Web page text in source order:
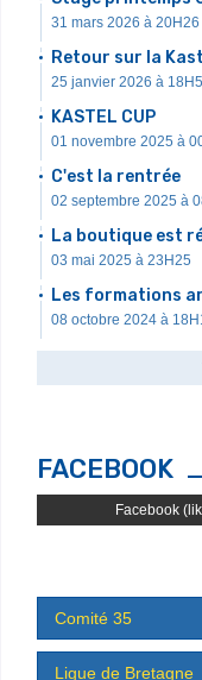
31 mars 2026 à 20H26
Retour sur la
25 janvier 2026 à
KASTEL CUP
01 novembre 2025 à
C'est la rentrée
02 septembre 2025 à
La boutique est
03 mai 2025 à 23H25
Les formations
08 octobre 2024 à
FACEBOOK
Facebook
Comité 35
Ligue de Bretagne